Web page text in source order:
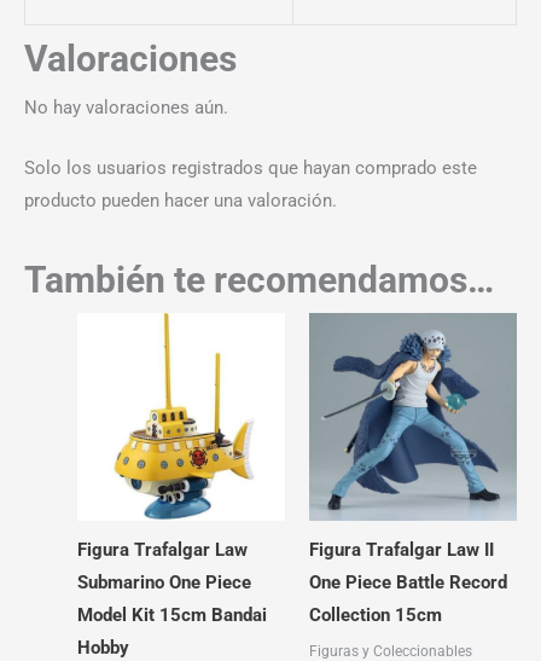
Valoraciones
No hay valoraciones aún.
Solo los usuarios registrados que hayan comprado este
producto pueden hacer una valoración.
También te recomendamos…
Figura Trafalgar Law
Submarino One Piece
Model Kit 15cm Bandai
Hobby
Figura Trafalgar Law II
One Piece Battle Record
Collection 15cm
Figuras y Coleccionables